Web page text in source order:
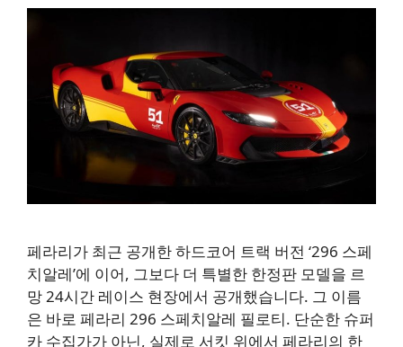
페라리가 최근 공개한 하드코어 트랙 버전 ‘296 스페
치알레’에 이어, 그보다 더 특별한 한정판 모델을 르
망 24시간 레이스 현장에서 공개했습니다. 그 이름
은 바로 페라리 296 스페치알레 필로티. 단순한 슈퍼
카 수집가가 아닌, 실제로 서킷 위에서 페라리의 한